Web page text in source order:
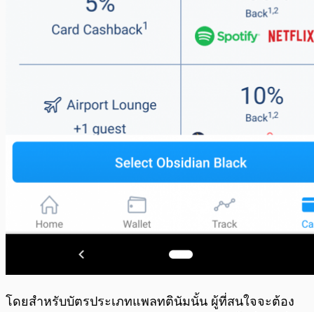
โดยสำหรับบัตรประเภทแพลทตินัมนั้น ผู้ที่สนใจจะต้อง